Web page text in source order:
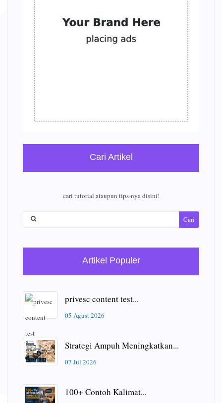
Cari Artikel
cari tutorial ataupun tips-nya disini!
Cari
Artikel Populer
privesc content test...
05 Agust 2026
Strategi Ampuh Meningkatkan...
07 Jul 2026
100+ Contoh Kalimat...